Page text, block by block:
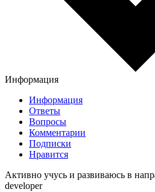
Информация
Информация
Ответы
Вопросы
Комментарии
Подписки
Нравится
Активно учусь и развиваюсь в
developer